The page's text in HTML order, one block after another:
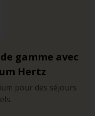
gamme avec
Hertz
pour des séjours